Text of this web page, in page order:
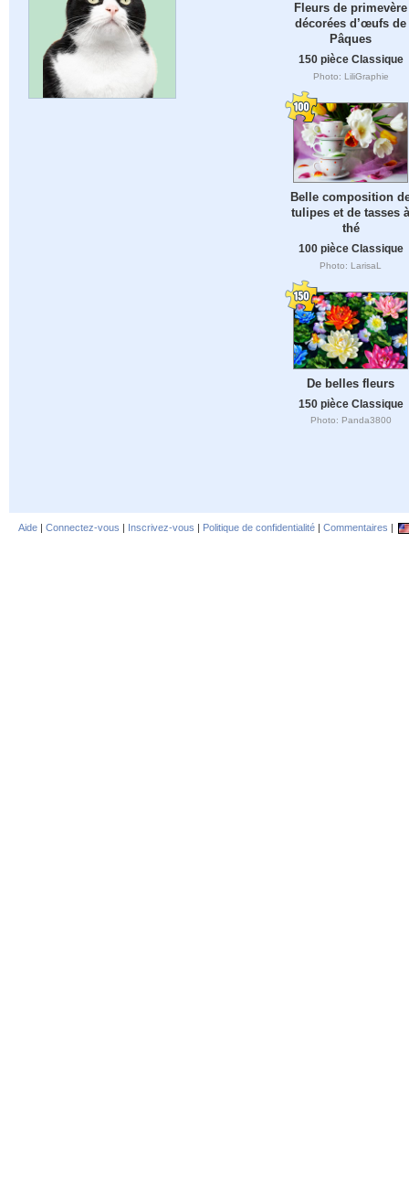
Fleurs de primevère
décorées d’œufs de
Pâques
150 pièce Classique
Photo: LiliGraphie
Belle composition
tulipes et de tasses à
thé
100 pièce Classique
Photo: LarisaL
De belles fleurs
150 pièce Classique
Photo: Panda3800
Aide | Connectez-vous | Inscrivez-vous | Politique de confidentialité | Commentaires |